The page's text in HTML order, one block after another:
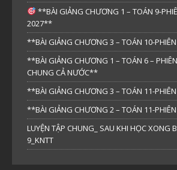
**BÀI GIẢNG CHƯƠNG 1 – TOÁN 9-
2027**
**BÀI GIẢNG CHƯƠNG 3 – TOÁN 10-
**BÀI GIẢNG CHƯƠNG 1 – TOÁN 6 –
CHUNG CẢ NƯỚC**
**BÀI GIẢNG CHƯƠNG 3 – TOÁN 11-
**BÀI GIẢNG CHƯƠNG 2 – TOÁN 11-
LUYỆN TẬP CHUNG_ SAU KHI HỌC XONG
9_KNTT